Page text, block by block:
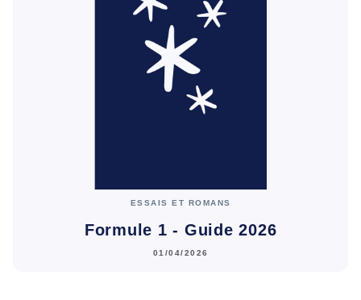
ESSAIS ET ROMANS
Formule 1 - Guide 2026
01/04/2026